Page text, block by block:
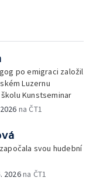
po emigraci založil
Luzernu
Kunstseminar
na ČT1
svou hudební
2026na ČT1